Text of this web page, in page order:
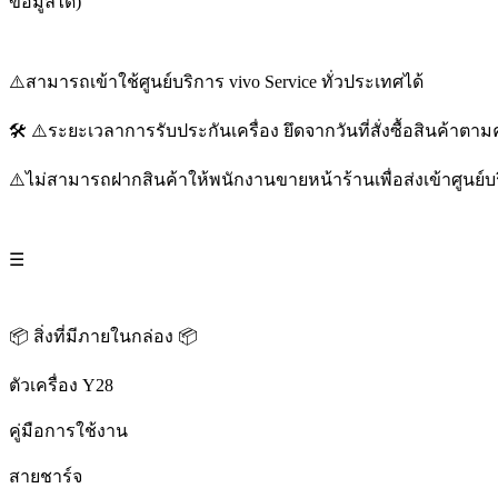
⚠️สามารถเข้าใช้ศูนย์บริการ vivo Service ทั่วประเทศได้
🛠️ ⚠️ระยะเวลาการรับประกันเครื่อง ยึดจากวันที่สั่งซื้อสินค้าตาม
⚠️ไม่สามารถฝากสินค้าให้พนักงานขายหน้าร้านเพื่อส่งเข้าศูนย์บ
☰
📦 สิ่งที่มีภายในกล่อง 📦
ตัวเครื่อง Y28
คู่มือการใช้งาน
สายชาร์จ